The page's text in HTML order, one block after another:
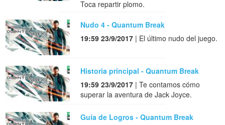
Toca repartir plomo.
Nudo 4 - Quantum Break
19:59 23/9/2017 | El último nudo del juego.
Historia principal - Quantum Break
19:59 23/9/2017 | Te contamos cómo
superar la aventura de Jack Joyce.
Guía de Logros - Quantum Break